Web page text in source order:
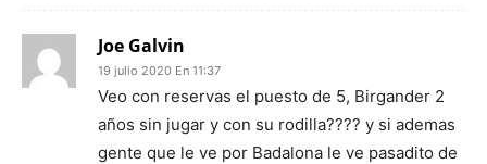
Joe Galvin
19 julio 2020 En 11:37
Veo con reservas el puesto de 5, Birgander 2
años sin jugar y con su rodilla???? y si ademas
gente que le ve por Badalona le ve pasadito de